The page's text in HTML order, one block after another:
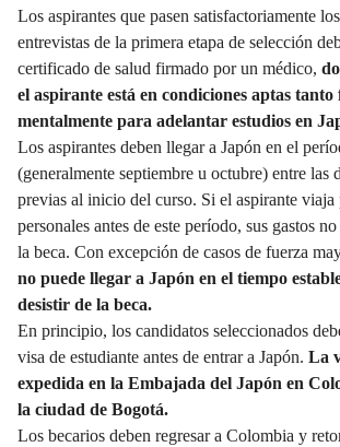
Los aspirantes que pasen satisfactoriamente
entrevistas de la primera etapa de selección
certificado de salud firmado por un médico,
el aspirante está en condiciones aptas tanto
mentalmente para adelantar estudios en
Los aspirantes deben llegar a Japón en el
(generalmente septiembre u octubre) entre las
previas al inicio del curso. Si el aspirante viaja
personales antes de este período, sus gastos
la beca. Con excepción de casos de fuerza
no puede llegar a Japón en el tiempo
desistir de la beca.
En principio, los candidatos seleccionados
visa de estudiante antes de entrar a Japón. La
expedida en la Embajada del Japón en
la ciudad de Bogotá.
Los becarios deben regresar a Colombia y